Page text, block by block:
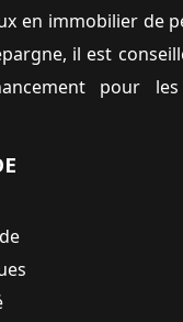
en immobilier de
il est
pour